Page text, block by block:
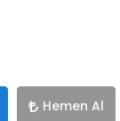
Hemen Al